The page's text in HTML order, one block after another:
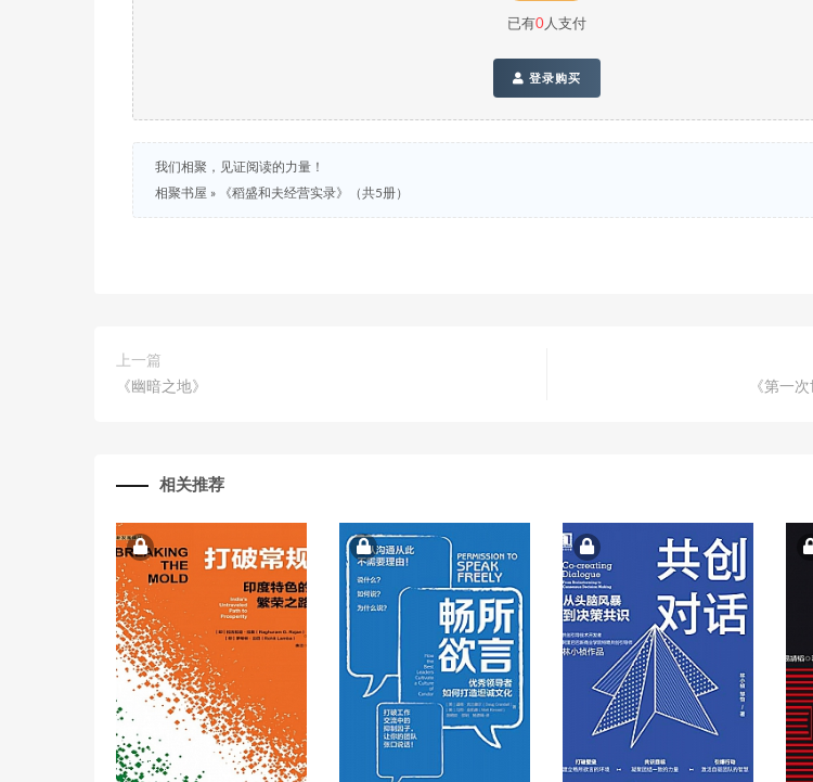
已有0人支付
登录购买
我们相聚，见证阅读的力量！
相聚书屋 » 《稻盛和夫经营实录》（共5册）
上一篇
《幽暗之地》
《第一
相关推荐